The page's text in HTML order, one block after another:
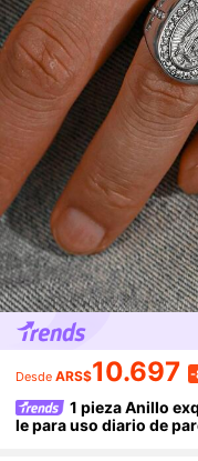
Desde ARS$10.697 -
1 pieza Anillo
le para uso diario de